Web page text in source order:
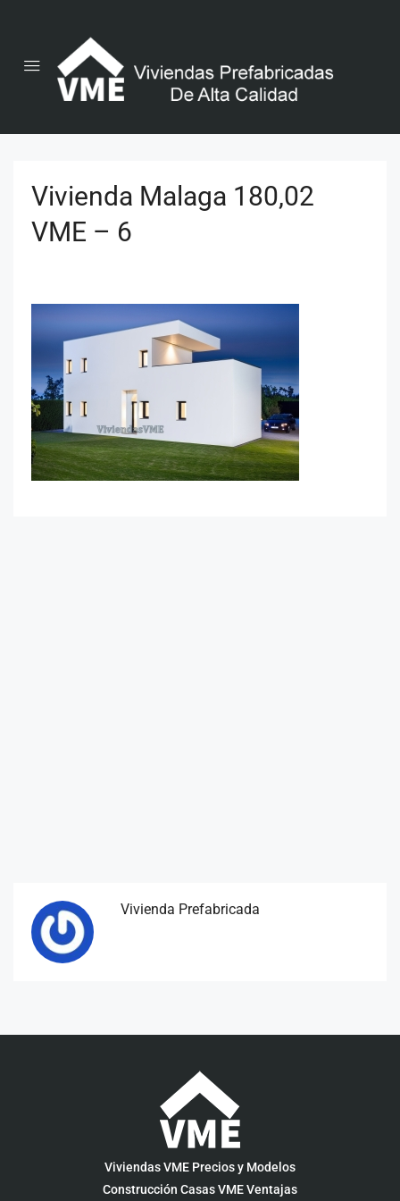
Vivienda Malaga 180,02
VME – 6
Vivienda Prefabricada
Viviendas VME Precios y Modelos
Construcción Casas VME Ventajas